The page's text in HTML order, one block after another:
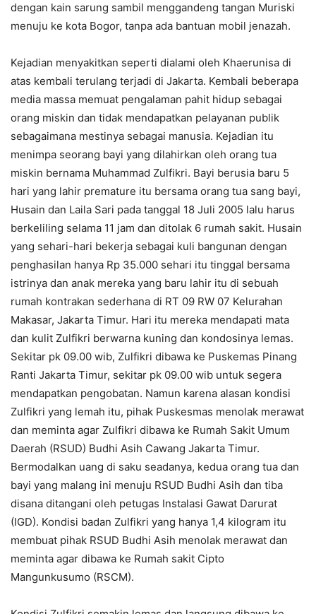
dengan kain sarung sambil menggandeng tangan Muriski
menuju ke kota Bogor, tanpa ada bantuan mobil jenazah.
Kejadian menyakitkan seperti dialami oleh Khaerunisa di
atas kembali terulang terjadi di Jakarta. Kembali beberapa
media massa memuat pengalaman pahit hidup sebagai
orang miskin dan tidak mendapatkan pelayanan publik
sebagaimana mestinya sebagai manusia. Kejadian itu
menimpa seorang bayi yang dilahirkan oleh orang tua
miskin bernama Muhammad Zulfikri. Bayi berusia baru 5
hari yang lahir premature itu bersama orang tua sang bayi,
Husain dan Laila Sari pada tanggal 18 Juli 2005 lalu harus
berkeliling selama 11 jam dan ditolak 6 rumah sakit. Husain
yang sehari-hari bekerja sebagai kuli bangunan dengan
penghasilan hanya Rp 35.000 sehari itu tinggal bersama
istrinya dan anak mereka yang baru lahir itu di sebuah
rumah kontrakan sederhana di RT 09 RW 07 Kelurahan
Makasar, Jakarta Timur. Hari itu mereka mendapati mata
dan kulit Zulfikri berwarna kuning dan kondosinya lemas.
Sekitar pk 09.00 wib, Zulfikri dibawa ke Puskemas Pinang
Ranti Jakarta Timur, sekitar pk 09.00 wib untuk segera
mendapatkan pengobatan. Namun karena alasan kondisi
Zulfikri yang lemah itu, pihak Puskesmas menolak merawat
dan meminta agar Zulfikri dibawa ke Rumah Sakit Umum
Daerah (RSUD) Budhi Asih Cawang Jakarta Timur.
Bermodalkan uang di saku seadanya, kedua orang tua dan
bayi yang malang ini menuju RSUD Budhi Asih dan tiba
disana ditangani oleh petugas Instalasi Gawat Darurat
(IGD). Kondisi badan Zulfikri yang hanya 1,4 kilogram itu
membuat pihak RSUD Budhi Asih menolak merawat dan
meminta agar dibawa ke Rumah sakit Cipto
Mangunkusumo (RSCM).